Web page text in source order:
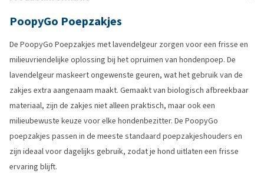
PoopyGo Poepzakjes
De PoopyGo Poepzakjes met lavendelgeur zorgen voor een frisse en
milieuvriendelijke oplossing bij het opruimen van hondenpoep. De
lavendelgeur maskeert ongewenste geuren, wat het gebruik van de
zakjes extra aangenaam maakt. Gemaakt van biologisch afbreekbaar
materiaal, zijn de zakjes niet alleen praktisch, maar ook een
milieubewuste keuze voor elke hondenbezitter. De PoopyGo
poepzakjes passen in de meeste standaard poepzakjeshouders en
zijn ideaal voor dagelijks gebruik, zodat je hond uitlaten een frisse
ervaring blijft.